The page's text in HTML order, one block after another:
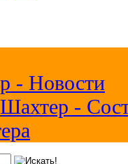
- Новости
Шахтер -